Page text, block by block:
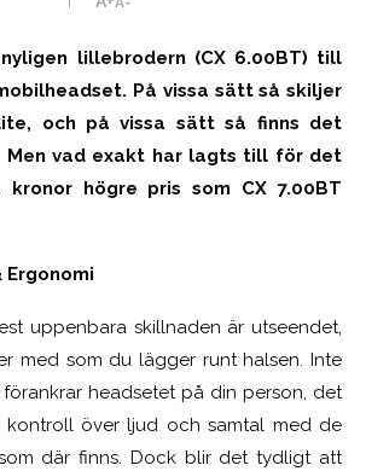
lillebrodern (CX 6.00BT) till
På vissa sätt så skiljer
och på vissa sätt så finns det
Men vad exakt har lagts till för det
kronor högre pris som CX 7.00BT
Ergonomi
uppenbara skillnaden är utseendet,
med som du lägger runt halsen. Inte
headsetet på din person, det
över ljud och samtal med de
där finns. Dock blir det tydligt att